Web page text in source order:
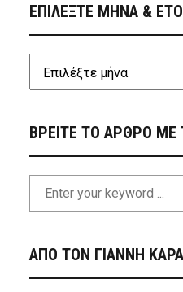
ΕΠΙΛΕΞΤΕ ΜΗΝΑ &
ΒΡΕΙΤΕ ΤΟ ΑΡΘΡΟ ΜΕ
ΑΠΟ ΤΟΝ ΓΙΑΝΝΗ